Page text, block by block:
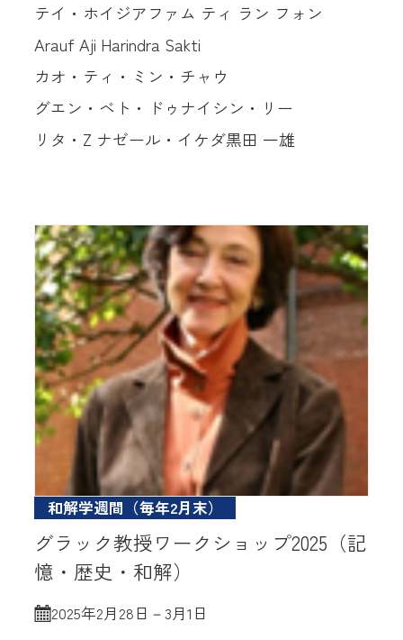
テイ・ホイジアファム ティ ラン フォン
Arauf Aji Harindra Sakti
カオ・ティ・ミン・チャウ
グエン・ベト・ドゥ ナイシン・リー
リタ・Z ナゼール・イケダ黒田 一雄
和解学週間（毎年2月末）
グラック教授ワークショップ2025（記
憶・歴史・和解）
2025年2月28日－3月1日